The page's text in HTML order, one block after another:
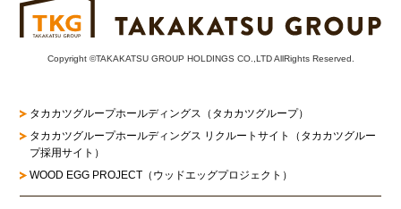
Copyright ©TAKAKATSU GROUP HOLDINGS CO.,LTD AllRights Reserved.
タカカツグループホールディングス（タカカツグループ）
タカカツグループホールディングス リクルートサイト
（タカカツグルー
プ採用サイト）
WOOD EGG PROJECT（ウッドエッグプロジェクト）